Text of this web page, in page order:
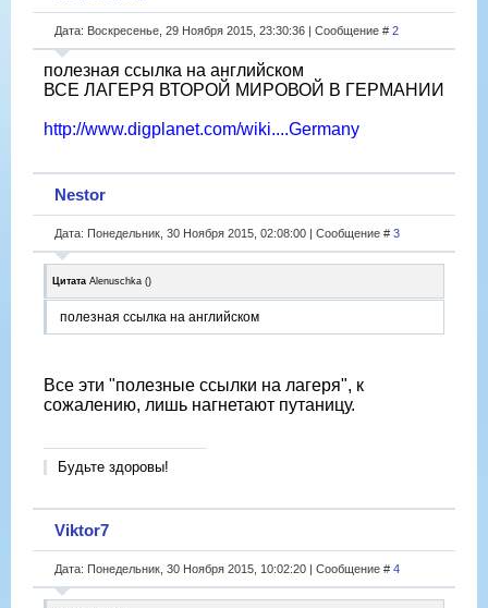
Дата: Воскресенье, 29 Ноября 2015, 23:30:36 | Сообщение # 2
полезная ссылка на английском
ВСЕ ЛАГЕРЯ ВТОРОЙ МИРОВОЙ В ГЕРМАНИИ
http://www.digplanet.com/wiki....Germany
Nestor
Дата: Понедельник, 30 Ноября 2015, 02:08:00 | Сообщение # 3
Цитата Alenuschka ()
полезная ссылка на английском
Все эти "полезные ссылки на лагеря", к
сожалению, лишь нагнетают путаницу.
Будьте здоровы!
Viktor7
Дата: Понедельник, 30 Ноября 2015, 10:02:20 | Сообщение # 4